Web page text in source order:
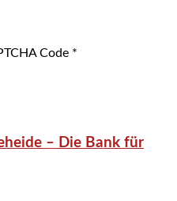
Code *
– Die Bank für